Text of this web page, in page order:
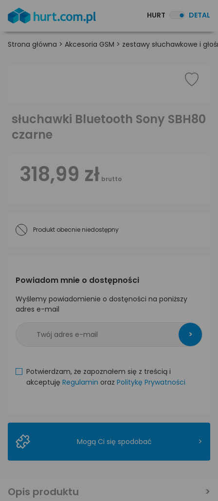
HURT DETAL
Strona główna > Akcesoria GSM > zestawy słuchawkowe i
słuchawki Bluetooth Sony SBH80
czarne
318,99 zł brutto
Produkt obecnie niedostępny
Powiadom mnie o dostępności
Wyślemy powiadomienie o dostęności na poniższy
adres e-mail
>
Potwierdzam, że zapoznałem się z treścią i
akceptuję Regulamin oraz Politykę Prywatności
Mogą Ci się spodobać >
Opis produktu